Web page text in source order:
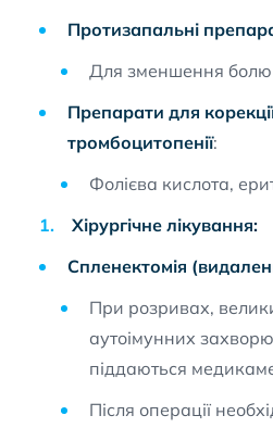
Протизапальні
Для зменшення болю
Препарати для
тромбоцитопенії:
Фолієва кислота,
Хірургічне лікування:
Спленектомія
При розривах,
аутоімунних
піддаються
Після операції